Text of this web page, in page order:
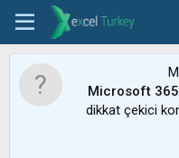
Microsoft 365
dikkat çekici